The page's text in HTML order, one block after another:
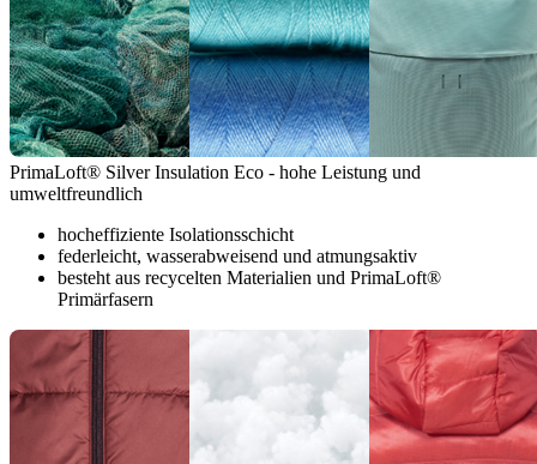
PrimaLoft® Silver Insulation Eco - hohe Leistung und
umweltfreundlich
hocheffiziente Isolationsschicht
federleicht, wasserabweisend und atmungsaktiv
besteht aus recycelten Materialien und PrimaLoft®
Primärfasern